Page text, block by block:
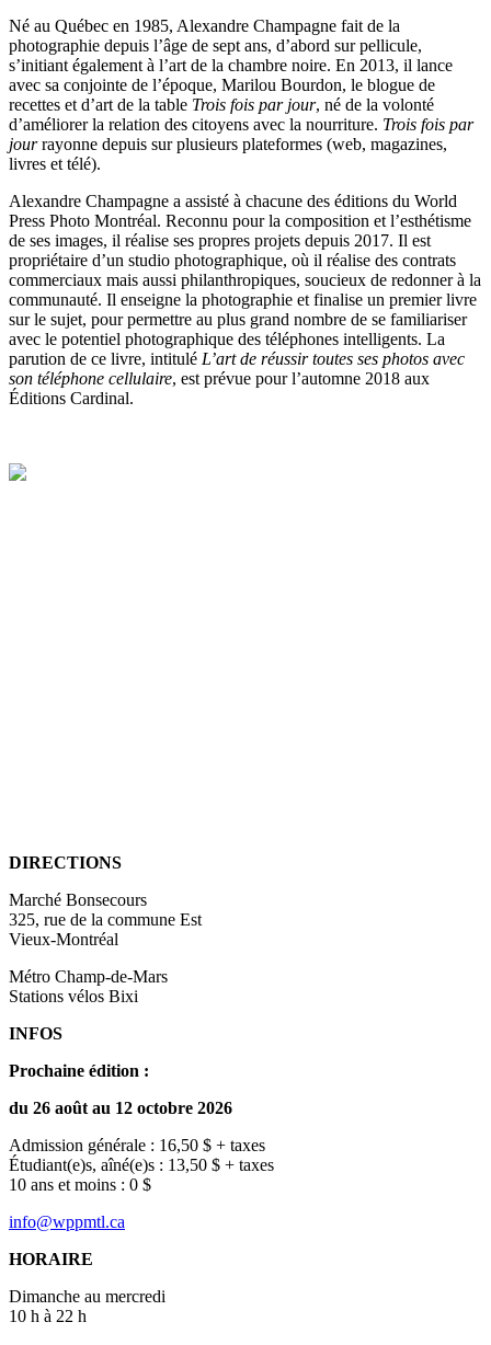
Né au Québec en 1985, Alexandre Champagne fait de la
photographie depuis l’âge de sept ans, d’abord sur pellicule,
s’initiant également à l’art de la chambre noire. En 2013, il lance
avec sa conjointe de l’époque, Marilou Bourdon, le blogue de
recettes et d’art de la table Trois fois par jour, né de la volonté
d’améliorer la relation des citoyens avec la nourriture. Trois fois par
jourrayonne depuis sur plusieurs plateformes (web, magazines,
livres et télé).
Alexandre Champagne a assisté à chacune des éditions du World
Press Photo Montréal. Reconnu pour la composition et l’esthétisme
de ses images, il réalise ses propres projets depuis 2017. Il est
propriétaire d’un studio photographique, où il réalise des contrats
commerciaux mais aussi philanthropiques, soucieux de redonner à la
communauté. Il enseigne la photographie et finalise un premier livre
sur le sujet, pour permettre au plus grand nombre de se familiariser
avec le potentiel photographique des téléphones intelligents. La
parution de ce livre, intitulé L’art de réussir toutes ses photos avec
son téléphone cellulaire, est prévue pour l’automne 2018 aux
Éditions Cardinal.
DIRECTIONS
Marché Bonsecours
325, rue de la commune Est
Vieux-Montréal
Métro Champ-de-Mars
Stations vélos Bixi
INFOS
Prochaine édition :
du 26 août au 12 octobre 2026
Admission générale : 16,50 $ + taxes
Étudiant(e)s, aîné(e)s : 13,50 $ + taxes
10 ans et moins : 0 $
info@wppmtl.ca
HORAIRE
Dimanche au mercredi
10 h à 22 h